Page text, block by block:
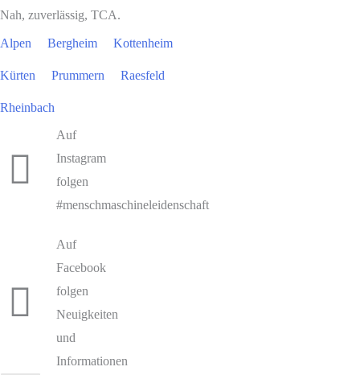
Nah, zuverlässig, TCA.
Alpen Bergheim Kottenheim
Kürten Prummern Raesfeld
Rheinbach
Auf
Instagram
folgen
#menschmaschineleidenschaft
Auf
Facebook
folgen
Neuigkeiten
und
Informationen